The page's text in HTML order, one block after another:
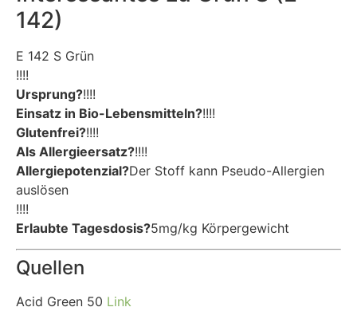
142)
E 142 S Grün
!!!!
Ursprung?!!!!
Einsatz in Bio-Lebensmitteln?!!!!
Glutenfrei?!!!!
Als Allergieersatz?!!!!
Allergiepotenzial?Der Stoff kann Pseudo-Allergien
auslösen
!!!!
Erlaubte Tagesdosis?5mg/kg Körpergewicht
Quellen
Acid Green 50 Link